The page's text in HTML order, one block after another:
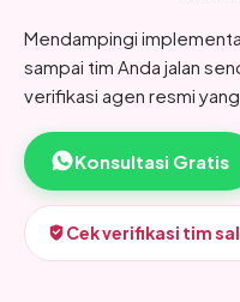
Mendampingi
sampai tim Anda jalan
verifikasi agen resmi
Konsultasi Gratis
Cek verifikasi tim